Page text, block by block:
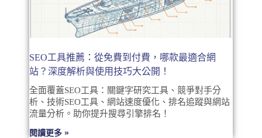
SEO工具推薦：從免費到付費，哪款最適合網
站？深度解析與使用技巧大公開！
全面覆蓋SEO工具：關鍵字研究工具、競爭對手分
析、技術SEO工具、網站速度優化、排名追蹤與網站
流量分析。助你提升搜尋引擎排名！
閱讀更多 »